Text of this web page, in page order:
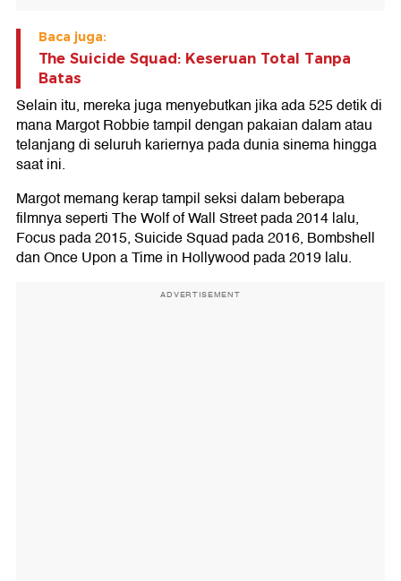
Baca juga:
The Suicide Squad: Keseruan Total Tanpa
Batas
Selain itu, mereka juga menyebutkan jika ada 525 detik di
mana Margot Robbie tampil dengan pakaian dalam atau
telanjang di seluruh kariernya pada dunia sinema hingga
saat ini.
Margot memang kerap tampil seksi dalam beberapa
filmnya seperti The Wolf of Wall Street pada 2014 lalu,
Focus pada 2015, Suicide Squad pada 2016, Bombshell
dan Once Upon a Time in Hollywood pada 2019 lalu.
ADVERTISEMENT